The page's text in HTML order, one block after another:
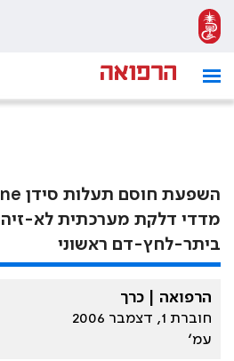
מדדי דלקת מערכתית לא-
ביתר-לחץ-דם ראשוני
הרפואה | כרך
חוברת 1, דצמבר 2006
עמ׳